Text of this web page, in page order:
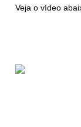
Veja o vídeo